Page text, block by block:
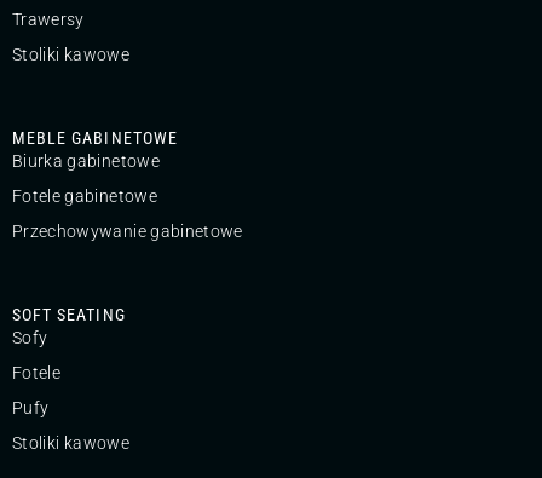
Trawersy
Stoliki kawowe
MEBLE GABINETOWE
Biurka gabinetowe
Fotele gabinetowe
Przechowywanie gabinetowe
SOFT SEATING
Sofy
Fotele
Pufy
Stoliki kawowe